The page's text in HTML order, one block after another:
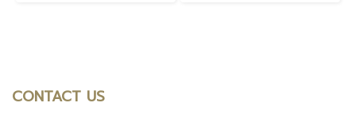
CONTACT US